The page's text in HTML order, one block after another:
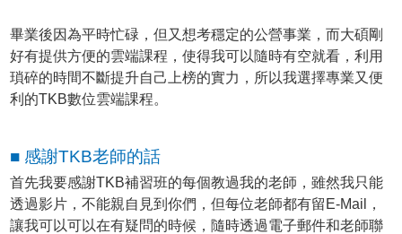
畢業後因為平時忙碌，但又想考穩定的公營事業，而大碩剛
好有提供方便的雲端課程，使得我可以隨時有空就看，利用
瑣碎的時間不斷提升自己上榜的實力，所以我選擇專業又便
利的TKB數位雲端課程。
■ 感謝TKB老師的話
首先我要感謝TKB補習班的每個教過我的老師，雖然我只能
透過影片，不能親自見到你們，但每位老師都有留E-Mail，
讓我可以可以在有疑問的時候，隨時透過電子郵件和老師聯